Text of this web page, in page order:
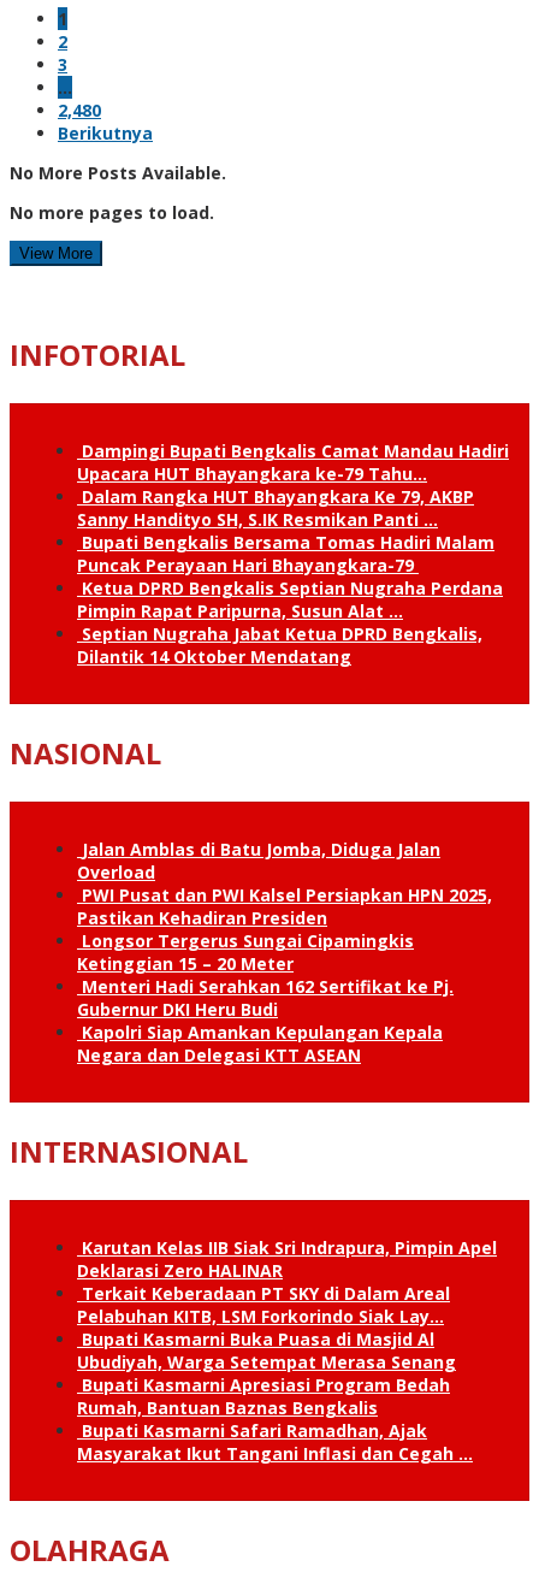
1
2
3
…
2,480
Berikutnya
No More Posts Available.
No more pages to load.
View More
INFOTORIAL
Dampingi Bupati Bengkalis Camat Mandau Hadiri
Upacara HUT Bhayangkara ke-79 Tahu…
Dalam Rangka HUT Bhayangkara Ke 79, AKBP
Sanny Handityo SH, S.IK Resmikan Panti …
Bupati Bengkalis Bersama Tomas Hadiri Malam
Puncak Perayaan Hari Bhayangkara-79
Ketua DPRD Bengkalis Septian Nugraha Perdana
Pimpin Rapat Paripurna, Susun Alat …
Septian Nugraha Jabat Ketua DPRD Bengkalis,
Dilantik 14 Oktober Mendatang
NASIONAL
Jalan Amblas di Batu Jomba, Diduga Jalan
Overload
PWI Pusat dan PWI Kalsel Persiapkan HPN 2025,
Pastikan Kehadiran Presiden
Longsor Tergerus Sungai Cipamingkis
Ketinggian 15 – 20 Meter
Menteri Hadi Serahkan 162 Sertifikat ke Pj.
Gubernur DKI Heru Budi
Kapolri Siap Amankan Kepulangan Kepala
Negara dan Delegasi KTT ASEAN
INTERNASIONAL
Karutan Kelas IIB Siak Sri Indrapura, Pimpin Apel
Deklarasi Zero HALINAR
Terkait Keberadaan PT SKY di Dalam Areal
Pelabuhan KITB, LSM Forkorindo Siak Lay…
Bupati Kasmarni Buka Puasa di Masjid Al
Ubudiyah, Warga Setempat Merasa Senang
Bupati Kasmarni Apresiasi Program Bedah
Rumah, Bantuan Baznas Bengkalis
Bupati Kasmarni Safari Ramadhan, Ajak
Masyarakat Ikut Tangani Inflasi dan Cegah …
OLAHRAGA